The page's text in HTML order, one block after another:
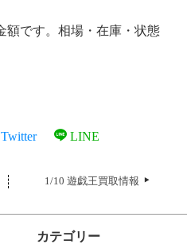
額です。相場・在庫・状態
Twitter LINE
1/10 遊戯王買取情報
カテゴリー